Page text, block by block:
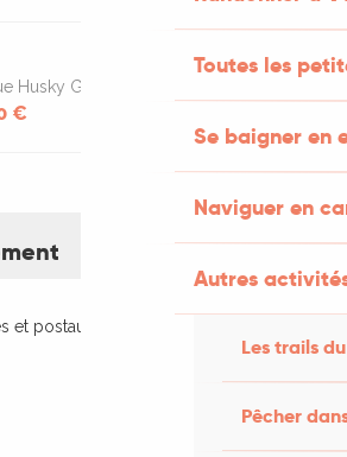
Toutes les
Se baigner en
Naviguer en
Autres
Les trails
Pêcher
Husky Gratuit moins de 6 ans
€
et postaux